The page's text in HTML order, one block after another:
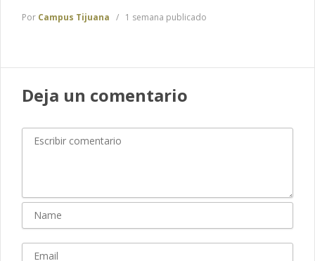
Por Campus Tijuana 1 semana publicado
Deja un comentario